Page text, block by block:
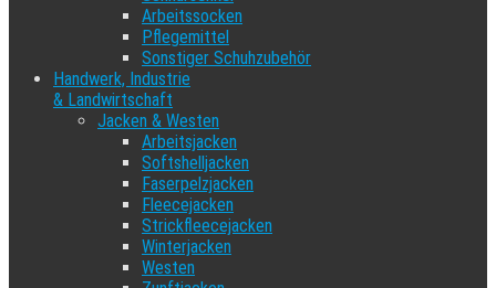
Arbeitssocken
Pflegemittel
Sonstiger Schuhzubehör
Handwerk, Industrie
& Landwirtschaft
Jacken & Westen
Arbeitsjacken
Softshelljacken
Faserpelzjacken
Fleecejacken
Strickfleecejacken
Winterjacken
Westen